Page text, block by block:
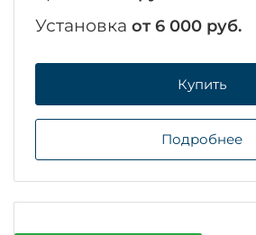
Установка от 6 000 руб.
Купить
Подробнее